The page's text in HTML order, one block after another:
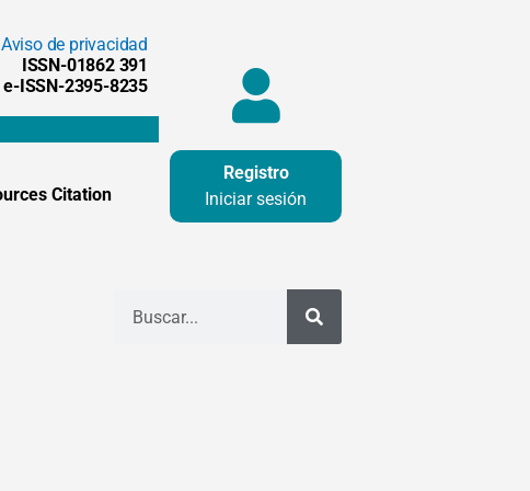
Aviso de privacidad
ISSN-01862 391
e-ISSN-2395-8235
Citation
Registro
Iniciar sesión